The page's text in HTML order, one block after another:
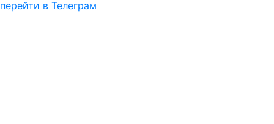
перейти в Телеграм